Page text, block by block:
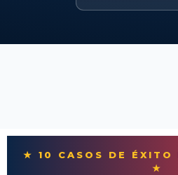
★ 10 CASOS DE ÉXITO
★